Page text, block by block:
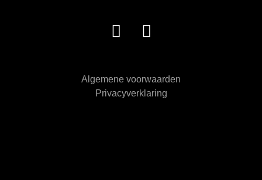
Algemene voorwaarden
Privacyverklaring